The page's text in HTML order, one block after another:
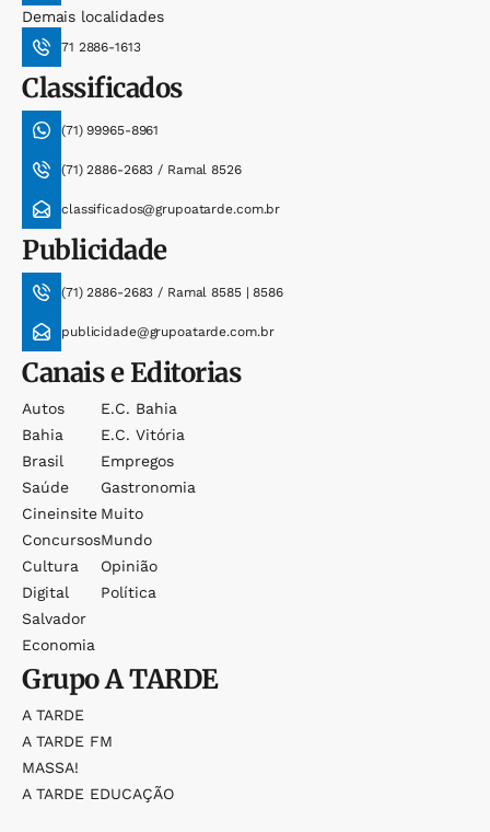
Demais localidades
71 2886-1613
Classificados
(71) 99965-8961
(71) 2886-2683 / Ramal 8526
classificados@grupoatarde.com.br
Publicidade
(71) 2886-2683 / Ramal 8585 | 8586
publicidade@grupoatarde.com.br
Canais e Editorias
Autos
Bahia
Brasil
Saúde
Cineinsite
Concursos
Cultura
Digital
Salvador
Economia
E.c. Bahia
E.c. Vitória
Empregos
Gastronomia
Muito
Mundo
Opinião
Política
GrupoA TARDE
A TARDE
A TARDE FM
MASSA!
A TARDE EDUCAÇÃO